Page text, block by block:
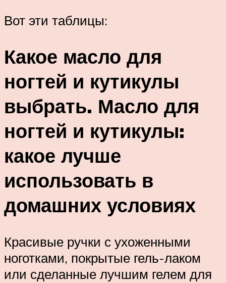
Вот эти таблицы:
Какое масло для
ногтей и кутикулы
выбрать. Масло для
ногтей и кутикулы:
какое лучше
использовать в
домашних условиях
Красивые ручки с ухоженными
ноготками, покрытые гель-лаком
или сделанные лучшим гелем для